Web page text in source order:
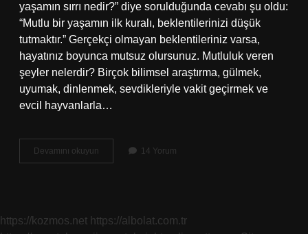
yaşamın sırrı nedir?” diye sorulduğunda cevabı şu oldu:
“Mutlu bir yaşamın ilk kuralı, beklentilerinizi düşük
tutmaktır.” Gerçekçi olmayan beklentileriniz varsa,
hayatınız boyunca mutsuz olursunuz. Mutluluk veren
şeyler nelerdir? Birçok bilimsel araştırma, gülmek,
uyumak, dinlenmek, sevdikleriyle vakit geçirmek ve
evcil hayvanlarla…
Devamını okuyun Mutluluk
Sırrı
14 Yorum
https://kozmos.net https://albolat.com.tr